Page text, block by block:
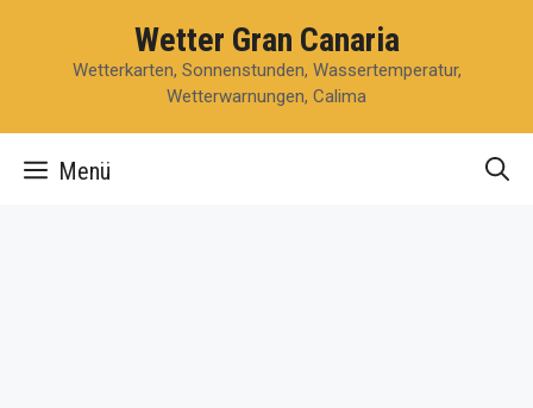
springen
Wetter Gran Canaria
Wetterkarten, Sonnenstunden, Wassertemperatur,
Wetterwarnungen, Calima
Menü